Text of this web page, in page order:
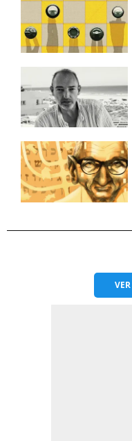
VER